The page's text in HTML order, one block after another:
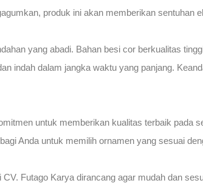
produk ini akan memberikan sentuhan
yang abadi. Bahan besi cor berkualitas
indah dalam jangka waktu yang panjang.
untuk memberikan kualitas terbaik pada
Anda untuk memilih ornamen yang sesuai
Futago Karya dirancang agar mudah dan